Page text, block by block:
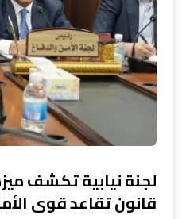
لجنة نيابية تكشف
قانون تقاعد قوى